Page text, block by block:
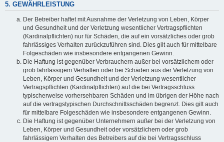
5. GEWÄHRLEISTUNG
Der Betreiber haftet mit Ausnahme der Verletzung von Leben, Körper
und Gesundheit und der Verletzung wesentlicher Vertragspflichten
(Kardinalpflichten) nur für Schäden, die auf ein vorsätzliches oder grob
fahrlässiges Verhalten zurückzuführen sind. Dies gilt auch für mittelbare
Folgeschäden wie insbesondere entgangenen Gewinn.
Die Haftung ist gegenüber Verbrauchern außer bei vorsätzlichem oder
grob fahrlässigem Verhalten oder bei Schäden aus der Verletzung von
Leben, Körper und Gesundheit und der Verletzung wesentlicher
Vertragspflichten (Kardinalpflichten) auf die bei Vertragsschluss
typischerweise vorhersehbaren Schäden und im übrigen der Höhe nach
auf die vertragstypischen Durchschnittsschäden begrenzt. Dies gilt auch
für mittelbare Folgeschäden wie insbesondere entgangenen Gewinn.
Die Haftung ist gegenüber Unternehmern außer bei der Verletzung von
Leben, Körper und Gesundheit oder vorsätzlichem oder grob
fahrlässigem Verhalten des Betreibers auf die bei Vertragsschluss